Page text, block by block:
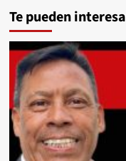
Te pueden